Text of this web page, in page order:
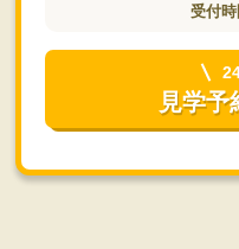
受付
見学予